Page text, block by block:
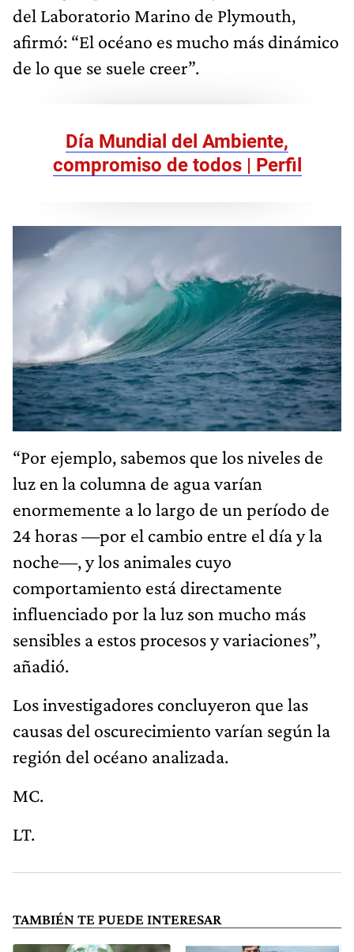
del Laboratorio Marino de Plymouth,
afirmó: “El océano es mucho más dinámico
de lo que se suele creer”.
Día Mundial del Ambiente,
compromiso de todos | Perfil
“Por ejemplo, sabemos que los niveles de
luz en la columna de agua varían
enormemente a lo largo de un período de
24 horas —por el cambio entre el día y la
noche—, y los animales cuyo
comportamiento está directamente
influenciado por la luz son mucho más
sensibles a estos procesos y variaciones”,
añadió.
Los investigadores concluyeron que las
causas del oscurecimiento varían según la
región del océano analizada.
MC.
LT.
TAMBIÉN TE PUEDE INTERESAR